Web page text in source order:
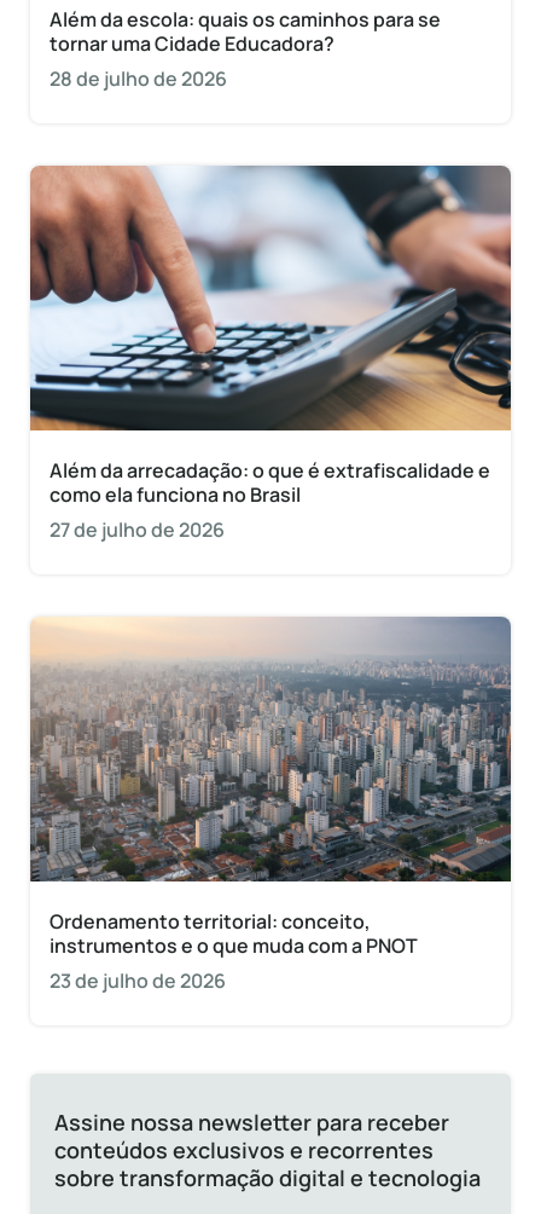
Além da escola: quais os caminhos para se
tornar uma Cidade Educadora?
28 de julho de 2026
Além da arrecadação: o que é extrafiscalidade e
como ela funciona no Brasil
27 de julho de 2026
Ordenamento territorial: conceito,
instrumentos e o que muda com a PNOT
23 de julho de 2026
Assine nossa newsletter para receber
conteúdos exclusivos e recorrentes
sobre transformação digital e tecnologia